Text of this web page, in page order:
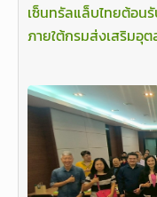
เซ็นทรัลแล็บไทยต้อน
ภายใต้กรมส่งเสริมอุ